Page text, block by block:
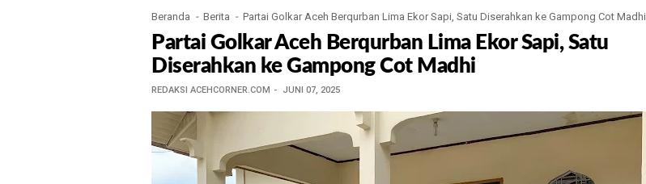
Beranda Berita Partai Golkar Aceh Berqurban Lima Ekor Sapi, Satu Diserahkan ke Gampong Cot Madhi
Partai Golkar Aceh Berqurban Lima Ekor Sapi, Satu
Diserahkan ke Gampong Cot Madhi
REDAKSI ACEHCORNER.COM JUNI 07, 2025